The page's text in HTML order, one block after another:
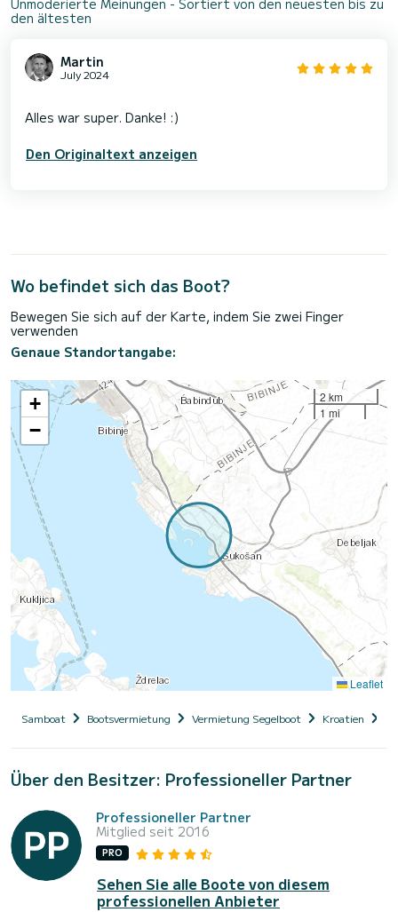
den ältesten
Martin
July 2024
Den Originaltext anzeigen
Wo befindet sich das Boot?
Bewegen Sie sich auf der Karte, indem Sie zwei Finger
verwenden
Genaue Standortangabe:
+
−
2 km
1 mi
Leaflet
Samboat Bootsvermietung Vermietung Segelboot Kroatien
Über den Besitzer: Professioneller Partner
Professioneller Partner
Mitglied seit 2016
PRO
Sehen Sie alle Boote von diesem
professionellen Anbieter